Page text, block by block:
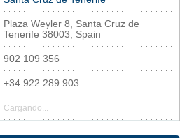
Plaza Weyler 8, Santa Cruz de
Tenerife 38003, Spain
902 109 356
+34 922 289 903
Cargando...